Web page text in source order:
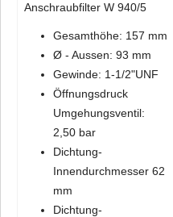
Anschraubfilter W 940/5
Gesamthöhe: 157 mm
Ø - Aussen: 93 mm
Gewinde: 1-1/2"UNF
Öffnungsdruck
Umgehungsventil:
2,50 bar
Dichtung-
Innendurchmesser 62
mm
Dichtung-